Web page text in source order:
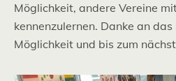
Möglichkeit, andere Vereine
kennenzulernen. Danke an das
Möglichkeit und bis zum